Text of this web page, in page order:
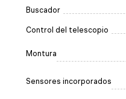
Buscador
Control del telescopio
Montura
Sensores incorporados